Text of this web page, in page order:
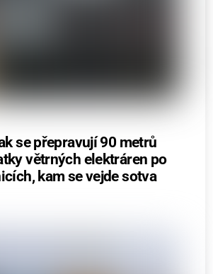
se přepravují 90 metrů
větrných elektráren po
kam se vejde sotva